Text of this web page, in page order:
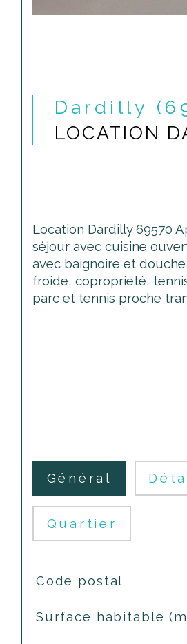
Dardilly
LOCATION
Location Dardilly 69570
séjour avec cuisine
avec baignoire et
froide, copropriété,
parc et tennis proche
Général
Quartier
Code postal
Surface habitable